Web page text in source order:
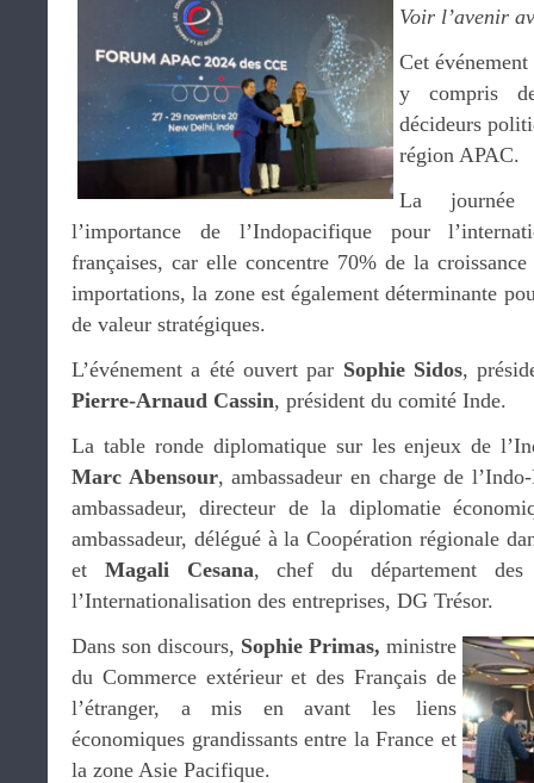
Voir l’avenir
Cet
y compris
décideurs
région APAC.
La journée
l’importance de l’Indopacifique pour
françaises, car elle concentre 70% de la
importations, la zone est également déterminante
de valeur stratégiques.
L’événement a été ouvert par Sophie Sidos,
Pierre-Arnaud Cassin, président du comité Inde.
La table ronde diplomatique sur les enjeux de
Marc Abensour, ambassadeur en charge de
ambassadeur, directeur de la diplomatie
ambassadeur, délégué à la Coopération régionale
et Magali Cesana, chef du département
l’Internationalisation des entreprises, DG Trésor.
Dans son discours, Sophie Primas, ministre
du Commerce extérieur et des Français de
l’étranger, a mis en avant les liens
économiques grandissants entre la France et
la zone Asie Pacifique.